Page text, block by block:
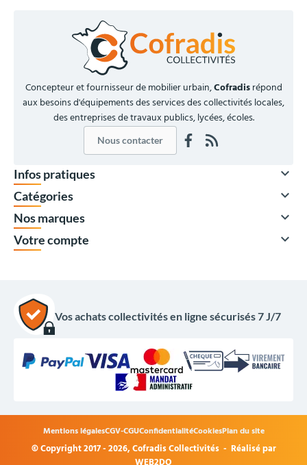
Devis uniquement
Options du produit
Concepteur et fournisseur de mobilier urbain,Cofradisrépond
aux besoins d'équipements des services des collectivités locales,
des entreprises de travaux publics, lycées, écoles.
Nous contacter
Infos pratiques 
Catégories 
Nos marques 
Votre compte 
Vos achats collectivités en ligne sécurisés 7 J/7
© Copyright 2017 - 2026,Cofradis Collectivités - Réalisé par
Mentions légalesCGV-CGUConfidentialitéCookiesPlan du site